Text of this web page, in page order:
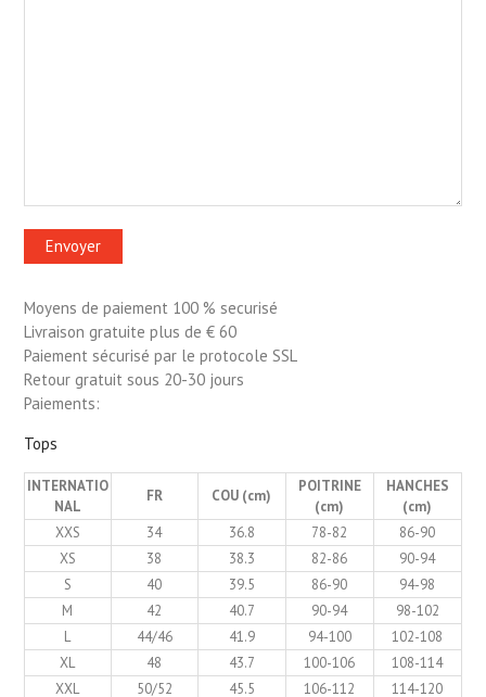
Moyens de paiement 100 % securisé
Livraison gratuite plus de € 60
Paiement sécurisé par le protocole SSL
Retour gratuit sous 20-30 jours
Paiements:
Tops
INTERNATIO
NAL
FR COU (cm)
POITRINE
(cm)
HANCHES
(cm)
XXS
34 36.8 78-82
86-90
XS
38 38.3 82-86
90-94
S
40 39.5 86-90
94-98
M
42 40.7 90-94
98-102
L
44/46 41.9 94-100
102-108
XL
48 43.7 100-106
108-114
XXL
50/52 45.5 106-112 114-120